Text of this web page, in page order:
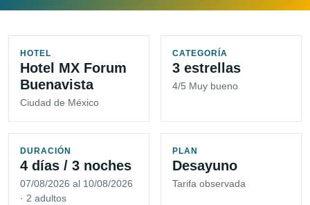
HOTEL
Hotel MX Forum
Buenavista
Ciudad de México
CATEGORÍA
3 estrellas
4/5 Muy bueno
DURACIÓN
4 días / 3 noches
07/08/2026 al 10/08/2026
· 2 adultos
PLAN
Desayuno
Tarifa observada